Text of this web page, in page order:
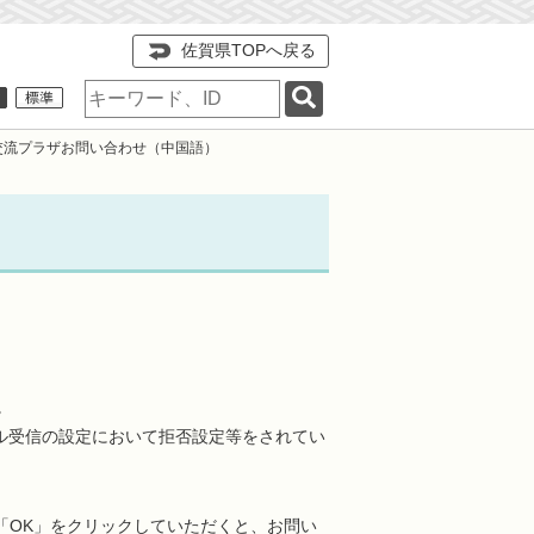
佐賀県TOPへ戻る
検
索
キ
ー
プラザお問い合わせ（中国語）
信の設定において拒否設定等をされてい
OK」をクリックしていただくと、お問い